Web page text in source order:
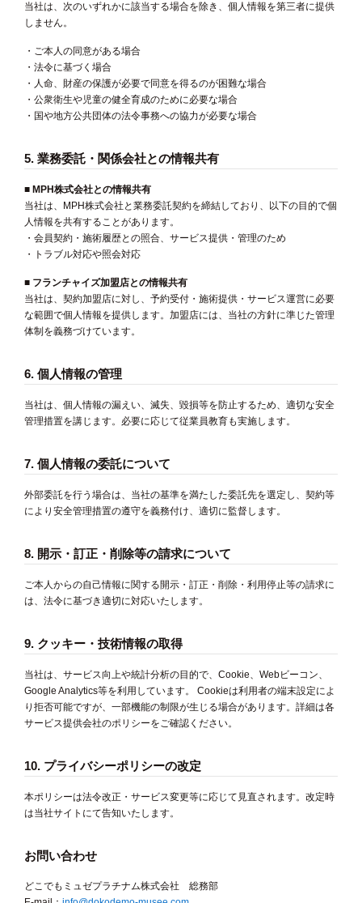
当社は、次のいずれかに該当する場合を除き、個人情報を第三者に提供
しません。
・ご本人の同意がある場合
・法令に基づく場合
・人命、財産の保護が必要で同意を得るのが困難な場合
・公衆衛生や児童の健全育成のために必要な場合
・国や地方公共団体の法令事務への協力が必要な場合
5. 業務委託・関係会社との情報共有
■ MPH株式会社との情報共有
当社は、MPH株式会社と業務委託契約を締結しており、以下の目的で個
人情報を共有することがあります。
・会員契約・施術履歴との照合、サービス提供・管理のため
・トラブル対応や照会対応
■ フランチャイズ加盟店との情報共有
当社は、契約加盟店に対し、予約受付・施術提供・サービス運営に必要
な範囲で個人情報を提供します。加盟店には、当社の方針に準じた管理
体制を義務づけています。
6. 個人情報の管理
当社は、個人情報の漏えい、滅失、毀損等を防止するため、適切な安全
管理措置を講じます。必要に応じて従業員教育も実施します。
7. 個人情報の委託について
外部委託を行う場合は、当社の基準を満たした委託先を選定し、契約等
により安全管理措置の遵守を義務付け、適切に監督します。
8. 開示・訂正・削除等の請求について
ご本人からの自己情報に関する開示・訂正・削除・利用停止等の請求に
は、法令に基づき適切に対応いたします。
9. クッキー・技術情報の取得
当社は、サービス向上や統計分析の目的で、Cookie、Webビーコン、
Google Analytics等を利用しています。 Cookieは利用者の端末設定によ
り拒否可能ですが、一部機能の制限が生じる場合があります。詳細は各
サービス提供会社のポリシーをご確認ください。
10. プライバシーポリシーの改定
本ポリシーは法令改正・サービス変更等に応じて見直されます。改定時
は当社サイトにて告知いたします。
お問い合わせ
どこでもミュゼプラチナム株式会社 総務部